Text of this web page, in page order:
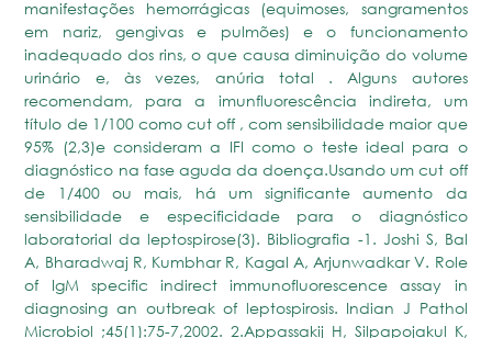
manifestações hemorrágicas (equimoses, sangramentos
em nariz, gengivas e pulmões) e o funcionamento
inadequado dos rins, o que causa diminuição do volume
urinário e, às vezes, anúria total . Alguns autores
recomendam, para a imunfluorescência indireta, um
título de 1/100 como cut off , com sensibilidade maior que
95% (2,3)e consideram a IFI como o teste ideal para o
diagnóstico na fase aguda da doença.Usando um cut off
de 1/400 ou mais, há um significante aumento da
sensibilidade e especificidade para o diagnóstico
laboratorial da leptospirose(3). Bibliografia -1. Joshi S, Bal
A, Bharadwaj R, Kumbhar R, Kagal A, Arjunwadkar V. Role
of IgM specific indirect immunofluorescence assay in
diagnosing an outbreak of leptospirosis. Indian J Pathol
Microbiol ;45(1):75-7,2002. 2.Appassakij H, Silpapojakul K,